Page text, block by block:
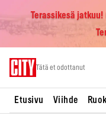
Terassikesä
Tätä et odottanut
Etusivu Viihde